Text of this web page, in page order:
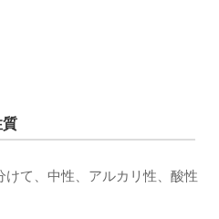
けて、中性、アルカリ性、酸性